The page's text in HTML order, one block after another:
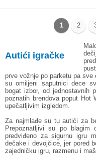
1 2
Autići igračke
prve vožnje po parketu pa
su omiljeni saputnici dece
bogat izbor, od jednostavnih
poznatih brendova poput Hot
upečatljivim izgledom.
Za najmlađe su tu autići za
Prepoznatljivi su po
predviđeno za sigurnu igru
dečake i devojčice, jer pored
zajedničku igru, razmenu i